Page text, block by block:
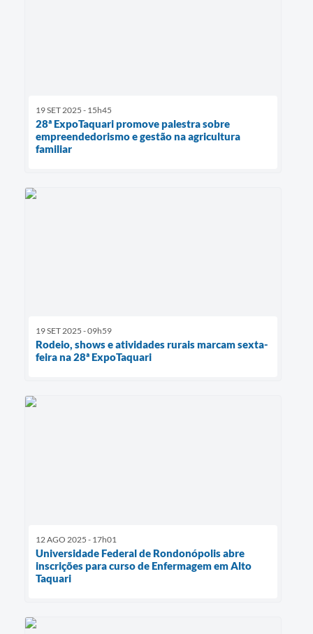
19 SET 2025 - 15h45
28ª ExpoTaquari promove palestra sobre
empreendedorismo e gestão na agricultura
familiar
19 SET 2025 - 09h59
Rodeio, shows e atividades rurais marcam sexta-
feira na 28ª ExpoTaquari
12 AGO 2025 - 17h01
Universidade Federal de Rondonópolis abre
inscrições para curso de Enfermagem em Alto
Taquari